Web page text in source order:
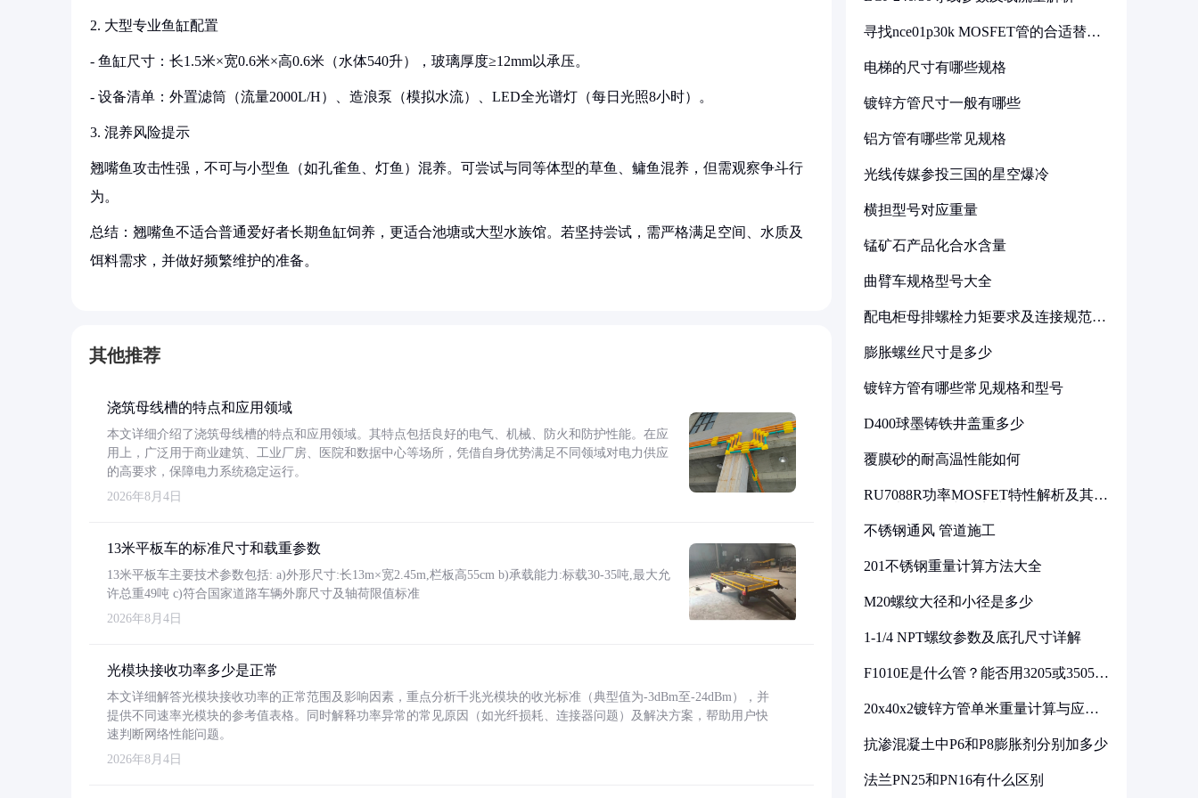
2. 大型专业鱼缸配置
- 鱼缸尺寸：长1.5米×宽0.6米×高0.6米（水体540升），玻璃厚度≥12mm以承压。
- 设备清单：外置滤筒（流量2000L/H）、造浪泵（模拟水流）、LED全光谱灯（每日光照8小时）。
3. 混养风险提示
翘嘴鱼攻击性强，不可与小型鱼（如孔雀鱼、灯鱼）混养。可尝试与同等体型的草鱼、鳙鱼混养，但需观察争斗行
为。
总结：翘嘴鱼不适合普通爱好者长期鱼缸饲养，更适合池塘或大型水族馆。若坚持尝试，需严格满足空间、水质及
饵料需求，并做好频繁维护的准备。
其他推荐
浇筑母线槽的特点和应用领域
本文详细介绍了浇筑母线槽的特点和应用领域。其特点包括良好的电气、机械、防火和防护性能。在应
用上，广泛用于商业建筑、工业厂房、医院和数据中心等场所，凭借自身优势满足不同领域对电力供应
的高要求，保障电力系统稳定运行。
2026年8月4日
13米平板车的标准尺寸和载重参数
13米平板车主要技术参数包括: a)外形尺寸:长13m×宽2.45m,栏板高55cm b)承载能力:标载30-35吨,最大允
许总重49吨 c)符合国家道路车辆外廓尺寸及轴荷限值标准
2026年8月4日
光模块接收功率多少是正常
本文详细解答光模块接收功率的正常范围及影响因素，重点分析千兆光模块的收光标准（典型值为-3dBm至-24dBm），并
提供不同速率光模块的参考值表格。同时解释功率异常的常见原因（如光纤损耗、连接器问题）及解决方案，帮助用户快
速判断网络性能问题。
2026年8月4日
寻找nce01p30k MOSFET管的合适替代
电梯的尺寸有哪些规格
镀锌方管尺寸一般有哪些
铝方管有哪些常见规格
光线传媒参投三国的星空爆冷
横担型号对应重量
锰矿石产品化合水含量
曲臂车规格型号大全
配电柜母排螺栓力矩要求及连接规范详
膨胀螺丝尺寸是多少
镀锌方管有哪些常见规格和型号
D400球墨铸铁井盖重多少
覆膜砂的耐高温性能如何
RU7088R功率MOSFET特性解析及其在
不锈钢通风 管道施工
201不锈钢重量计算方法大全
M20螺纹大径和小径是多少
1-1/4 NPT螺纹参数及底孔尺寸详解
F1010E是什么管？能否用3205或3505代
20x40x2镀锌方管单米重量计算与应用
抗渗混凝土中P6和P8膨胀剂分别加多少
法兰PN25和PN16有什么区别